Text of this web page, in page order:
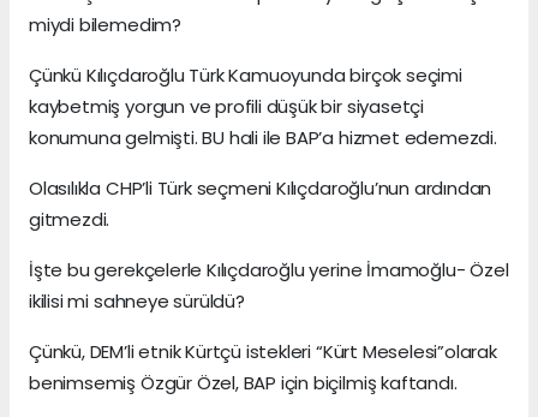
miydi bilemedim?
Çünkü Kılıçdaroğlu Türk Kamuoyunda birçok seçimi
kaybetmiş yorgun ve profili düşük bir siyasetçi
konumuna gelmişti. BU hali ile BAP’a hizmet edemezdi.
Olasılıkla CHP’li Türk seçmeni Kılıçdaroğlu’nun ardından
gitmezdi.
İşte bu gerekçelerle Kılıçdaroğlu yerine İmamoğlu- Özel
ikilisi mi sahneye sürüldü?
Çünkü, DEM’li etnik Kürtçü istekleri “Kürt Meselesi”olarak
benimsemiş Özgür Özel, BAP için biçilmiş kaftandı.